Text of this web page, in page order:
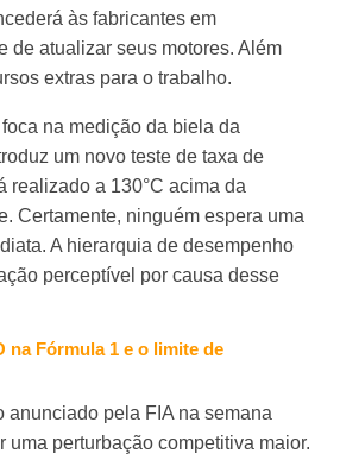
às fabricantes em
de atualizar seus motores. Além
extras para o trabalho.
na medição da biela da
um novo teste de taxa de
realizado a 130°C acima da
Certamente, ninguém espera uma
A hierarquia de desempenho
perceptível por causa desse
na Fórmula 1 e o limite de
anunciado pela FIA na semana
uma perturbação competitiva maior.